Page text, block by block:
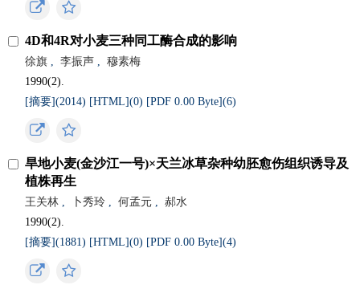
4D和4R对小麦三种同工酶合成的影响
徐旗 , 李振声 ,
穆素梅
1990(2).
[摘要](2014) [HTML](0) [PDF 0.00 Byte](6)
旱地小麦(金沙江一号)×天兰冰草杂种幼胚愈伤组织诱导及
植株再生
王关林 , 卜秀玲 , 何孟元 ,
郝水
1990(2).
[摘要](1881) [HTML](0) [PDF 0.00 Byte](4)